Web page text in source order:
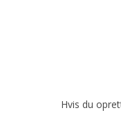
Hvis du